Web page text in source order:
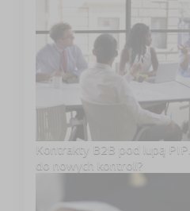
Kontrakty B2B pod lupą
do nowych kontroli?